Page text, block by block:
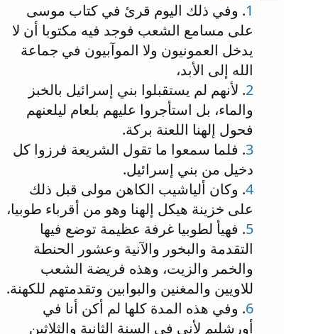
1. وفي ذلك اليوم قرئ في كتاب موسى
على مسامع الشعب فوجد فيه مكتوبا أن لا
يدخل العمونيون ولا الموآبيون في جماعة
الله إلى الأبد،
2. لأنهم لم يستقبلوا بني إسرائيل بالخبز
والماء، بل استأجروا عليهم بلعام ليلعنهم
فحول إلهنا اللعنة بركة.
3. فلما سمعوا ما تقول الشريعة فرزوا كل
دخيل من بني إسرائيل.
4. وكان ألياشيب الكاهن مولى قبل ذلك
على خزينة هيكل إلهنا وهو من أقرباء طوبيا،
5. فهيأ لطوبيا غرفة عظيمة توضع فيها
التقدمة والبخور والآنية وعشور الحنطة
والخمر والزيت، وهذه فريضة الشعب
للاويين والمغنين والبوابين وتقدمتهم للكهنة.
6. وفي هذه المدة كلها لم أكن أنا في
أورشليم لأني في السنة الثانية والثلاثين